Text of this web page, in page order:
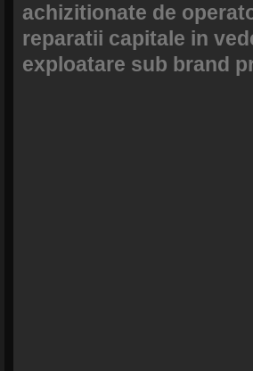
achizitionate de
reparatii capitale in
exploatare sub brand